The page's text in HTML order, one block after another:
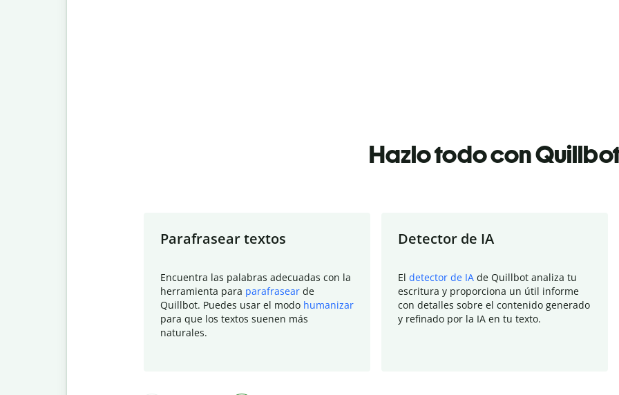
Hazlo todo con
Parafrasear textos
Encuentra las palabras adecuadas con la
herramienta para parafrasear de
Quillbot. Puedes usar el modo humanizar
para que los textos suenen más
naturales.
Detector de IA
El detector de IA de Quillbot analiza tu
escritura y proporciona un útil informe
con detalles sobre el contenido generado
y refinado por la IA en tu texto.